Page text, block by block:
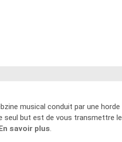
musical conduit par une horde
seul but est de vous transmettre le
savoir plus.